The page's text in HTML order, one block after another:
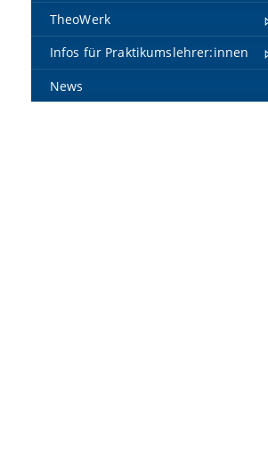
TheoWerk
Infos für Praktikumslehrer:innen
News